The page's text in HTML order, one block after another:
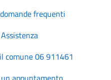
frequenti
comune 06 911461